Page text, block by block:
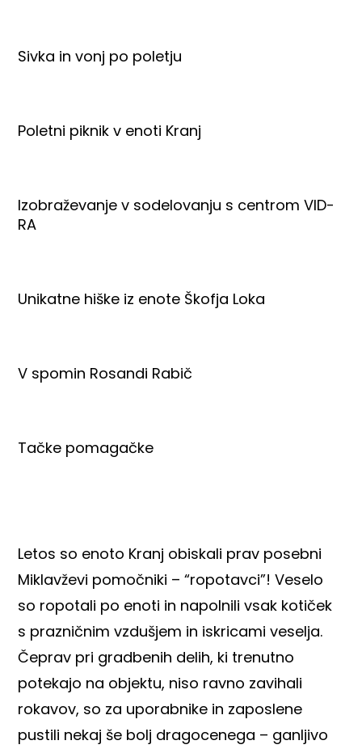
Sivka in vonj po poletju
Poletni piknik v enoti Kranj
Izobraževanje v sodelovanju s centrom VID-
RA
Unikatne hiške iz enote Škofja Loka
V spomin Rosandi Rabič
Tačke pomagačke
Letos so enoto Kranj obiskali prav posebni
Miklavževi pomočniki – “ropotavci”! Veselo
so ropotali po enoti in napolnili vsak kotiček
s prazničnim vzdušjem in iskricami veselja.
Čeprav pri gradbenih delih, ki trenutno
potekajo na objektu, niso ravno zavihali
rokavov, so za uporabnike in zaposlene
pustili nekaj še bolj dragocenega – ganljivo